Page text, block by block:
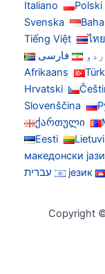
Italiano
Svenska
Tiếng Việt
فارسی
Afrikaans
Hrvatski
Slovenščina
ქართული
Eesti
македонски
עברית